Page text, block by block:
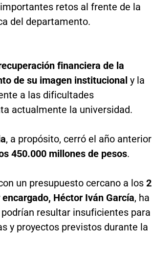
retos al frente de la
del departamento.
financiera de la
de su imagen institucional y la
a las dificultades
actualmente la universidad.
, a propósito, cerró el año anterior
450.000 millones de pesos.
un presupuesto cercano a los 2
Héctor Iván García, ha
resultar insuficientes para
y proyectos previstos durante la